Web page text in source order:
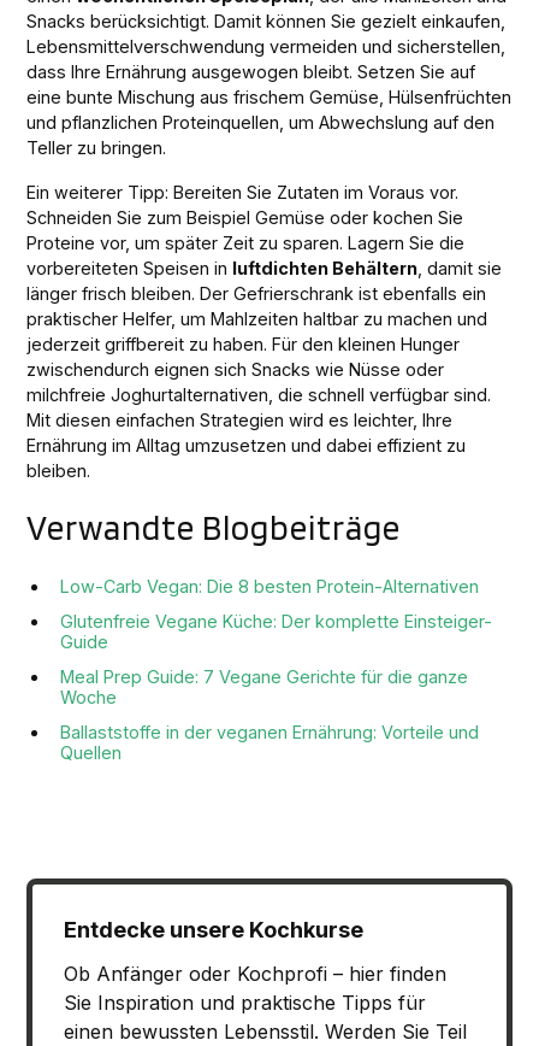
Snacks berücksichtigt. Damit können Sie gezielt einkaufen,
Lebensmittelverschwendung vermeiden und sicherstellen,
dass Ihre Ernährung ausgewogen bleibt. Setzen Sie auf
eine bunte Mischung aus frischem Gemüse, Hülsenfrüchten
und pflanzlichen Proteinquellen, um Abwechslung auf den
Teller zu bringen.
Ein weiterer Tipp: Bereiten Sie Zutaten im Voraus vor.
Schneiden Sie zum Beispiel Gemüse oder kochen Sie
Proteine vor, um später Zeit zu sparen. Lagern Sie die
vorbereiteten Speisen in luftdichten Behältern , damit sie
länger frisch bleiben. Der Gefrierschrank ist ebenfalls ein
praktischer Helfer, um Mahlzeiten haltbar zu machen und
jederzeit griffbereit zu haben. Für den kleinen Hunger
zwischendurch eignen sich Snacks wie Nüsse oder
milchfreie Joghurtalternativen, die schnell verfügbar sind.
Mit diesen einfachen Strategien wird es leichter, Ihre
Ernährung im Alltag umzusetzen und dabei effizient zu
bleiben.
Verwandte Blogbeiträge
Low-Carb Vegan: Die 8 besten Protein-Alternativen
Glutenfreie Vegane Küche: Der komplette Einsteiger-
Guide
Meal Prep Guide: 7 Vegane Gerichte für die ganze
Woche
Ballaststoffe in der veganen Ernährung: Vorteile und
Quellen
Entdecke unsere Kochkurse
Ob Anfänger oder Kochprofi – hier finden
Sie Inspiration und praktische Tipps für
einen bewussten Lebensstil. Werden Sie Teil